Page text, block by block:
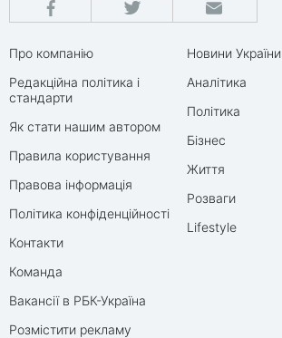
Про компанію
Редакційна політика і
стандарти
Як стати нашим автором
Правила користування
Правова інформація
Політика конфіденційності
Контакти
Команда
Вакансії в РБК-Україна
Розмістити рекламу
Новини України
Аналітика
Політика
Бізнес
Життя
Розваги
Lifestyle